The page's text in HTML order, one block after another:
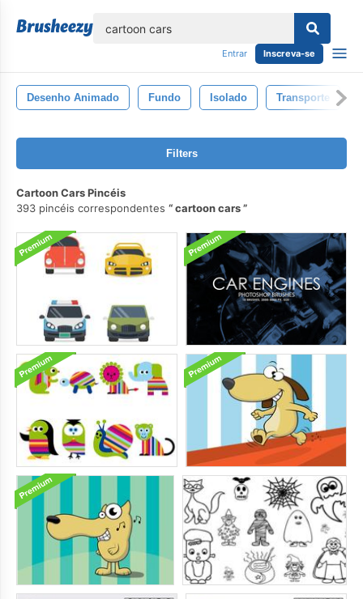
Entrar Inscreva-se
Desenho Animado Fundo Isolado Transporte
Filters
Cartoon Cars Pincéis
393 pincéis correspondentes
cartoon cars